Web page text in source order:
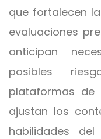
que fortalecen
evaluaciones
anticipan
posibles
plataformas de
ajustan los
habilidades